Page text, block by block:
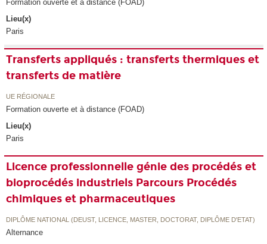
Formation ouverte et à distance (FOAD)
Lieu(x)
Paris
Transferts appliqués : transferts thermiques et
transferts de matière
UE RÉGIONALE
Formation ouverte et à distance (FOAD)
Lieu(x)
Paris
Licence professionnelle génie des procédés et
bioprocédés industriels Parcours Procédés
chimiques et pharmaceutiques
DIPLÔME NATIONAL (DEUST, LICENCE, MASTER, DOCTORAT, DIPLÔME D'ETAT)
Alternance